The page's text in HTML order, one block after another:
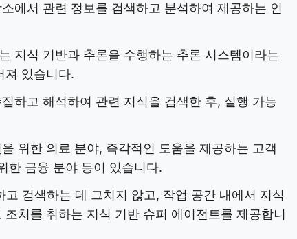
에서 관련 정보를 검색하고 분석하여 제공하는 인
지식 기반과 추론을 수행하는 추론 시스템이라는
져 있습니다.
하고 해석하여 관련 지식을 검색한 후, 실행 가능
위한 의료 분야, 즉각적인 도움을 제공하는 고객
한 금융 분야 등이 있습니다.
검색하는 데 그치지 않고, 작업 공간 내에서 지식
치를 취하는 지식 기반 슈퍼 에이전트를 제공합니